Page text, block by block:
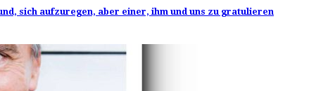
sich aufzuregen, aber einer, ihm und uns zu gratulieren